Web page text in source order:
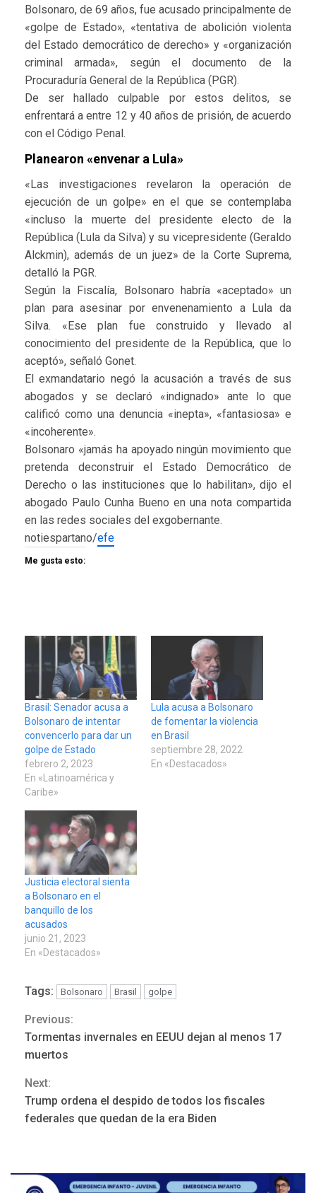
Bolsonaro, de 69 años, fue acusado principalmente de
«golpe de Estado», «tentativa de abolición violenta
del Estado democrático de derecho» y «organización
criminal armada», según el documento de la
Procuraduría General de la República (PGR).
De ser hallado culpable por estos delitos, se
enfrentará a entre 12 y 40 años de prisión, de acuerdo
con el Código Penal.
Planearon «envenar a Lula»
«Las investigaciones revelaron la operación de
ejecución de un golpe» en el que se contemplaba
«incluso la muerte del presidente electo de la
República (Lula da Silva) y su vicepresidente (Geraldo
Alckmin), además de un juez» de la Corte Suprema,
detalló la PGR.
Según la Fiscalía, Bolsonaro habría «aceptado» un
plan para asesinar por envenenamiento a Lula da
Silva. «Ese plan fue construido y llevado al
conocimiento del presidente de la República, que lo
aceptó», señaló Gonet.
El exmandatario negó la acusación a través de sus
abogados y se declaró «indignado» ante lo que
calificó como una denuncia «inepta», «fantasiosa» e
«incoherente».
Bolsonaro «jamás ha apoyado ningún movimiento que
pretenda deconstruir el Estado Democrático de
Derecho o las instituciones que lo habilitan», dijo el
abogado Paulo Cunha Bueno en una nota compartida
en las redes sociales del exgobernante.
notiespartano/efe
Me gusta esto:
Brasil: Senador acusa a
Bolsonaro de intentar
convencerlo para dar un
golpe de Estado
febrero 2, 2023
En «Latinoamérica y
Caribe»
Lula acusa a Bolsonaro
de fomentar la violencia
en Brasil
septiembre 28, 2022
En «Destacados»
Justicia electoral sienta
a Bolsonaro en el
banquillo de los
acusados
junio 21, 2023
En «Destacados»
Tags: Bolsonaro Brasil golpe
Continue
Reading
Previous:
Tormentas invernales en EEUU dejan al menos 17
muertos
Next:
Trump ordena el despido de todos los fiscales
federales que quedan de la era Biden
ÚLTIMA HORA
Hutíes de Yemen dicen que
REGIONALES ÚLTIMA HORA